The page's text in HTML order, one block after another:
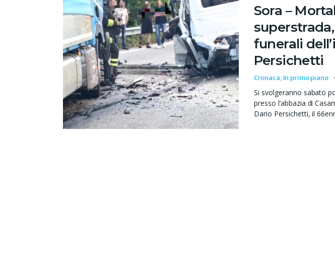
Sora –
funerali
Persichetti
Cronaca, In primo piano
Si svolgeranno sabato
presso l’abbazia di
Dario Persichetti, il